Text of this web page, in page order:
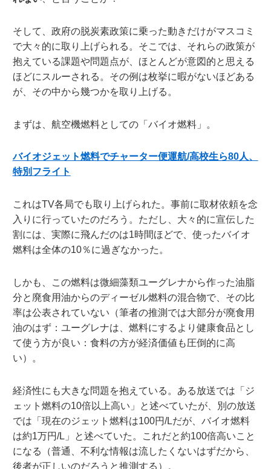
そして、政府の脱炭素政策に乗った動きだけがマスコミ
で大々的に取り上げられる。そこでは、それらの政策が
抱えている課題や問題点が、ほとんどが意図的と思える
ほどにスルーされる。その例は枚挙に暇がないほどある
が、その中から幾つかを取り上げる。
まずは、航空機燃料としての「バイオ燃料」。
バイオジェット燃料でチャーター便運航/高校生ら80人、
特別フライト
これはTV各局でも取り上げられた。事前に取材依頼を念
入りに行っていたのだろう。ただし、大々的に宣伝した
割には、実際に飛んだのは1時間ほどで、使ったバイオ
燃料は全体の10％に過ぎなかった。
しかも、この燃料は微細藻類ユーグレナから作った油脂
分と廃食用油からのディーゼル燃料の混合物で、その比
率は公表されていない（筆者の推測では大部分が廃食用
油のはず：ユーグレナは、燃料にするより健康食品とし
て使う方が良い：食料の方が経済価値も圧倒的に高
い）。
経済性にも大きな問題を抱えている。ある放送では「ジ
ェット燃料の10倍以上高い」と述べていたが、別の放送
では「現在のジェット燃料は100円/Lだが、バイオ燃料
は約1万円/L」と述べていた。これだと約100倍高いこと
になる（普通、不利な情報は流したくないはずだから、
後者が正しいのだろうと推測する）。